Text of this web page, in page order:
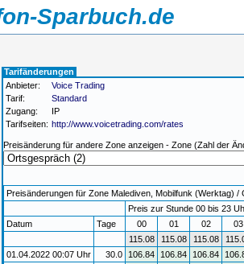
Sparbuch.de
Tarifänderungen
Anbieter:
Voice Trading
Tarif:
Standard
Zugang:
IP
Tarifseiten: http://www.voicetrading.com/rates
Preisänderung für andere Zone anzeigen - Zone (Zahl der
Preisänderungen für Zone Malediven, Mobilfunk (Werktag) /
Preis zur Stunde 00 bis 23
Datum
Tage 00 01 02
115.08
115.08 115.08
01.04.2022 00:07 Uhr
30.0 106.84 106.84 106.84